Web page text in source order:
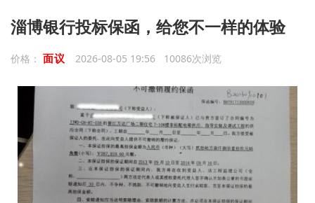
淄博银行投标保函，给您不一样的体验
价格： 面议 2026-08-05 19:56 10086次浏览